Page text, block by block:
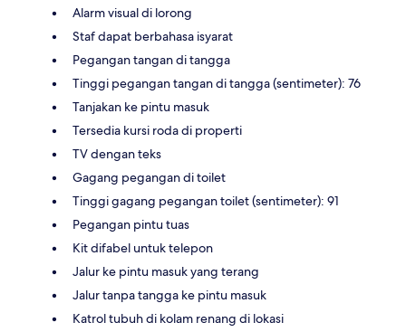
Alarm visual di lorong
Staf dapat berbahasa isyarat
Pegangan tangan di tangga
Tinggi pegangan tangan di tangga (sentimeter): 76
Tanjakan ke pintu masuk
Tersedia kursi roda di properti
TV dengan teks
Gagang pegangan di toilet
Tinggi gagang pegangan toilet (sentimeter): 91
Pegangan pintu tuas
Kit difabel untuk telepon
Jalur ke pintu masuk yang terang
Jalur tanpa tangga ke pintu masuk
Katrol tubuh di kolam renang di lokasi